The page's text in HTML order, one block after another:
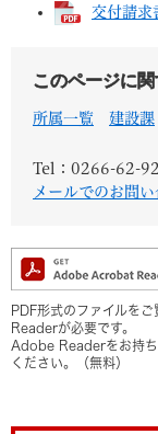
交付請求
このページに
所属一覧 建設課
Tel：0266-62-
メールでのお問
PDF形式のファイルを
Readerが必要です。
Adobe Readerをお持ち
ください。（無料）